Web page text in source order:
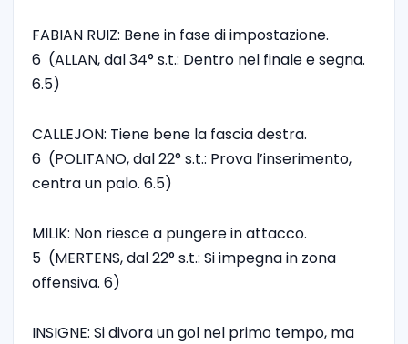
FABIAN RUIZ: Bene in fase di impostazione.
6 (ALLAN, dal 34° s.t.: Dentro nel finale e segna.
6.5)
CALLEJON: Tiene bene la fascia destra.
6 (POLITANO, dal 22° s.t.: Prova l’inserimento,
centra un palo. 6.5)
MILIK: Non riesce a pungere in attacco.
5 (MERTENS, dal 22° s.t.: Si impegna in zona
offensiva. 6)
INSIGNE: Si divora un gol nel primo tempo, ma